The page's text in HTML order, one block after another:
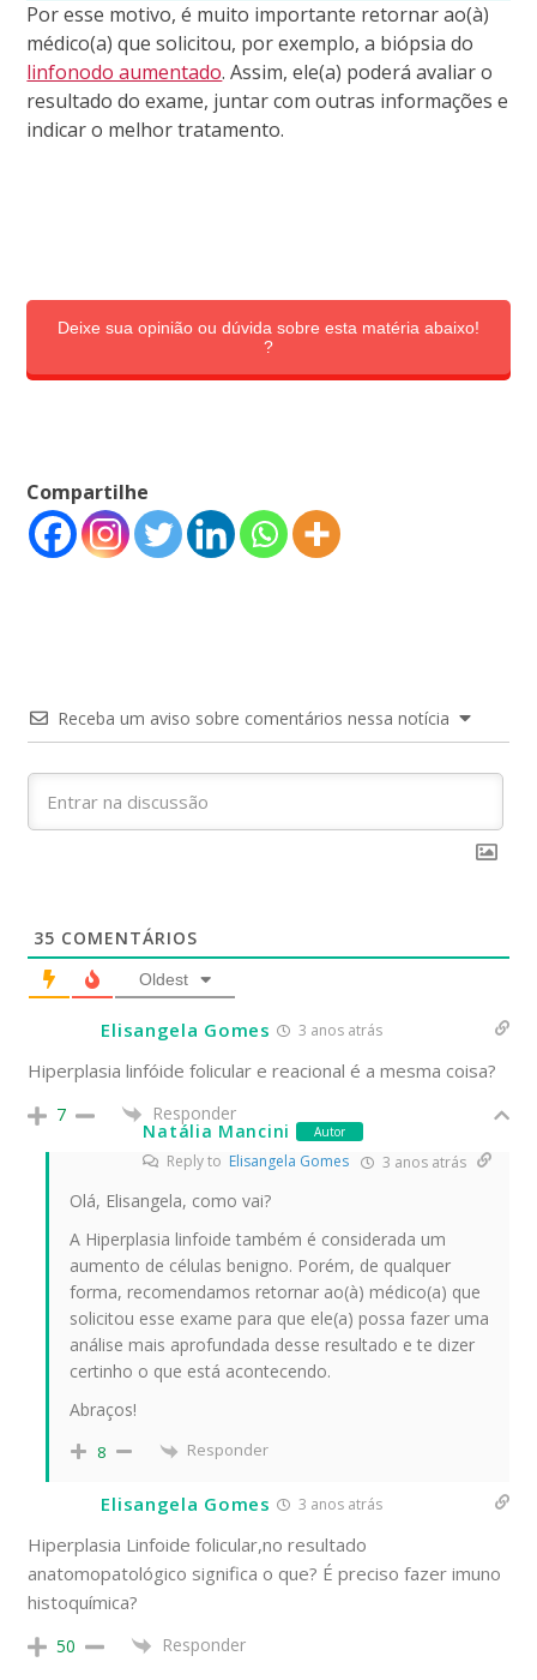
Por esse motivo, é muito importante retornar ao(à)
médico(a) que solicitou, por exemplo, a biópsia do
linfonodo aumentado. Assim, ele(a) poderá avaliar o
resultado do exame, juntar com outras informações e
indicar o melhor tratamento.
Deixe sua opinião ou dúvida sobre esta matéria abaixo!
?
Compartilhe
Receba um aviso sobre comentários nessa notícia
35 COMENTÁRIOS
Oldest
Elisangela Gomes 3 anos atrás
Hiperplasia linfóide folicular e reacional é a mesma coisa?
7
Responder
Natália Mancini
Autor
Reply to Elisangela Gomes 3 anos atrás
Olá, Elisangela, como vai?
A Hiperplasia linfoide também é considerada um
aumento de células benigno. Porém, de qualquer
forma, recomendamos retornar ao(à) médico(a) que
solicitou esse exame para que ele(a) possa fazer uma
análise mais aprofundada desse resultado e te dizer
certinho o que está acontecendo.
Abraços!
8 Responder
Elisangela Gomes 3 anos atrás
Hiperplasia Linfoide folicular,no resultado
anatomopatológico significa o que? É preciso fazer imuno
histoquímica?
50 Responder